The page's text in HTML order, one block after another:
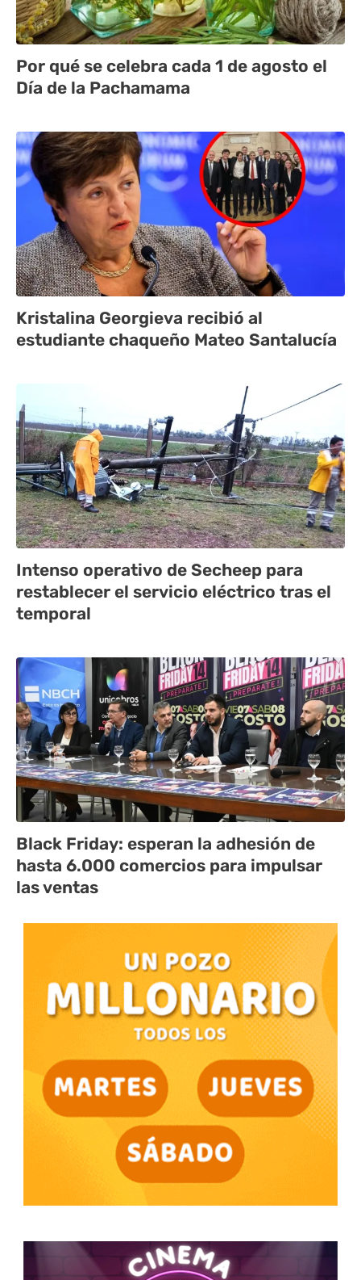
Por qué se celebra cada 1 de agosto el
Día de la Pachamama
Kristalina Georgieva recibió al
estudiante chaqueño Mateo Santalucía
Intenso operativo de Secheep para
restablecer el servicio eléctrico tras el
temporal
Black Friday: esperan la adhesión de
hasta 6.000 comercios para impulsar
las ventas